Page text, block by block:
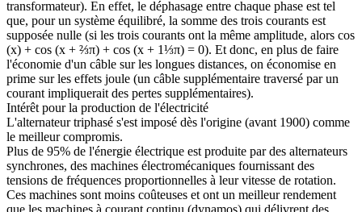
transformateur). En effet, le déphasage entre chaque phase est tel
que, pour un système équilibré, la somme des trois courants est
supposée nulle (si les trois courants ont la même amplitude, alors cos
(x) + cos (x + ⅔π) + cos (x + 1⅓π) = 0). Et donc, en plus de faire
l'économie d'un câble sur les longues distances, on économise en
prime sur les effets joule (un câble supplémentaire traversé par un
courant impliquerait des pertes supplémentaires).
Intérêt pour la production de l'électricité
L'alternateur triphasé s'est imposé dès l'origine (avant 1900) comme
le meilleur compromis.
Plus de 95% de l'énergie électrique est produite par des alternateurs
synchrones, des machines électromécaniques fournissant des
tensions de fréquences proportionnelles à leur vitesse de rotation.
Ces machines sont moins coûteuses et ont un meilleur rendement